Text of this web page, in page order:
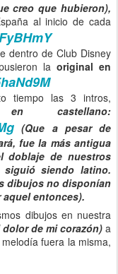
creo que hubieron),
al inicio de cada
dentro de Club Disney
la original en
tiempo las 3 intros,
castellano:
(Que a pesar de
fue la más antigua
doblaje de nuestros
siendo latino.
dibujos no disponían
entonces).
dibujos en nuestra
de mi corazón)a
fuera la misma,